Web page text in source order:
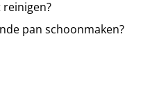
pan schoonmaken?